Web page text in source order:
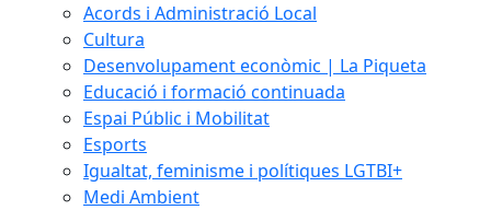
Acords i Administració Local
Cultura
Desenvolupament econòmic | La Piqueta
Educació i formació continuada
Espai Públic i Mobilitat
Esports
Igualtat, feminisme i polítiques LGTBI+
Medi Ambient